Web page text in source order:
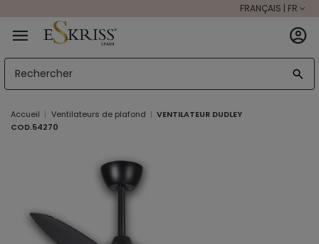
FRANÇAIS | FR
Accueil Ventilateurs de plafond
VENTILATEUR DUDLEY
COD.54270